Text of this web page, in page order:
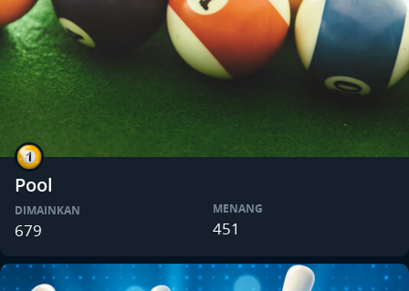
Pool
DIMAINKAN
679
MENANG
451